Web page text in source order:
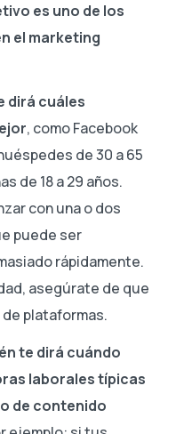
es uno de los
el marketing
dirá cuáles
, como Facebook
de 30 a 65
de 18 a 29 años.
con una o dos
puede ser
rápidamente.
asegúrate de que
plataformas.
te dirá cuándo
laborales típicas
de contenido